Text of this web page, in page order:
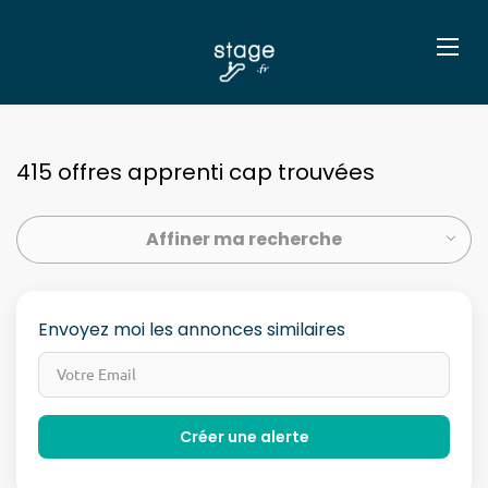
415 offres apprenti cap trouvées
Affiner ma recherche
Envoyez moi les annonces similaires